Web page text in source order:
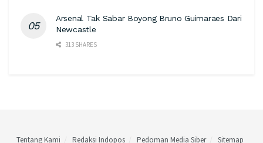
Arsenal Tak Sabar Boyong Bruno Guimaraes Dari
Newcastle
313 SHARES
Tentang Kami Redaksi Indopos Pedoman Media Siber Sitemap